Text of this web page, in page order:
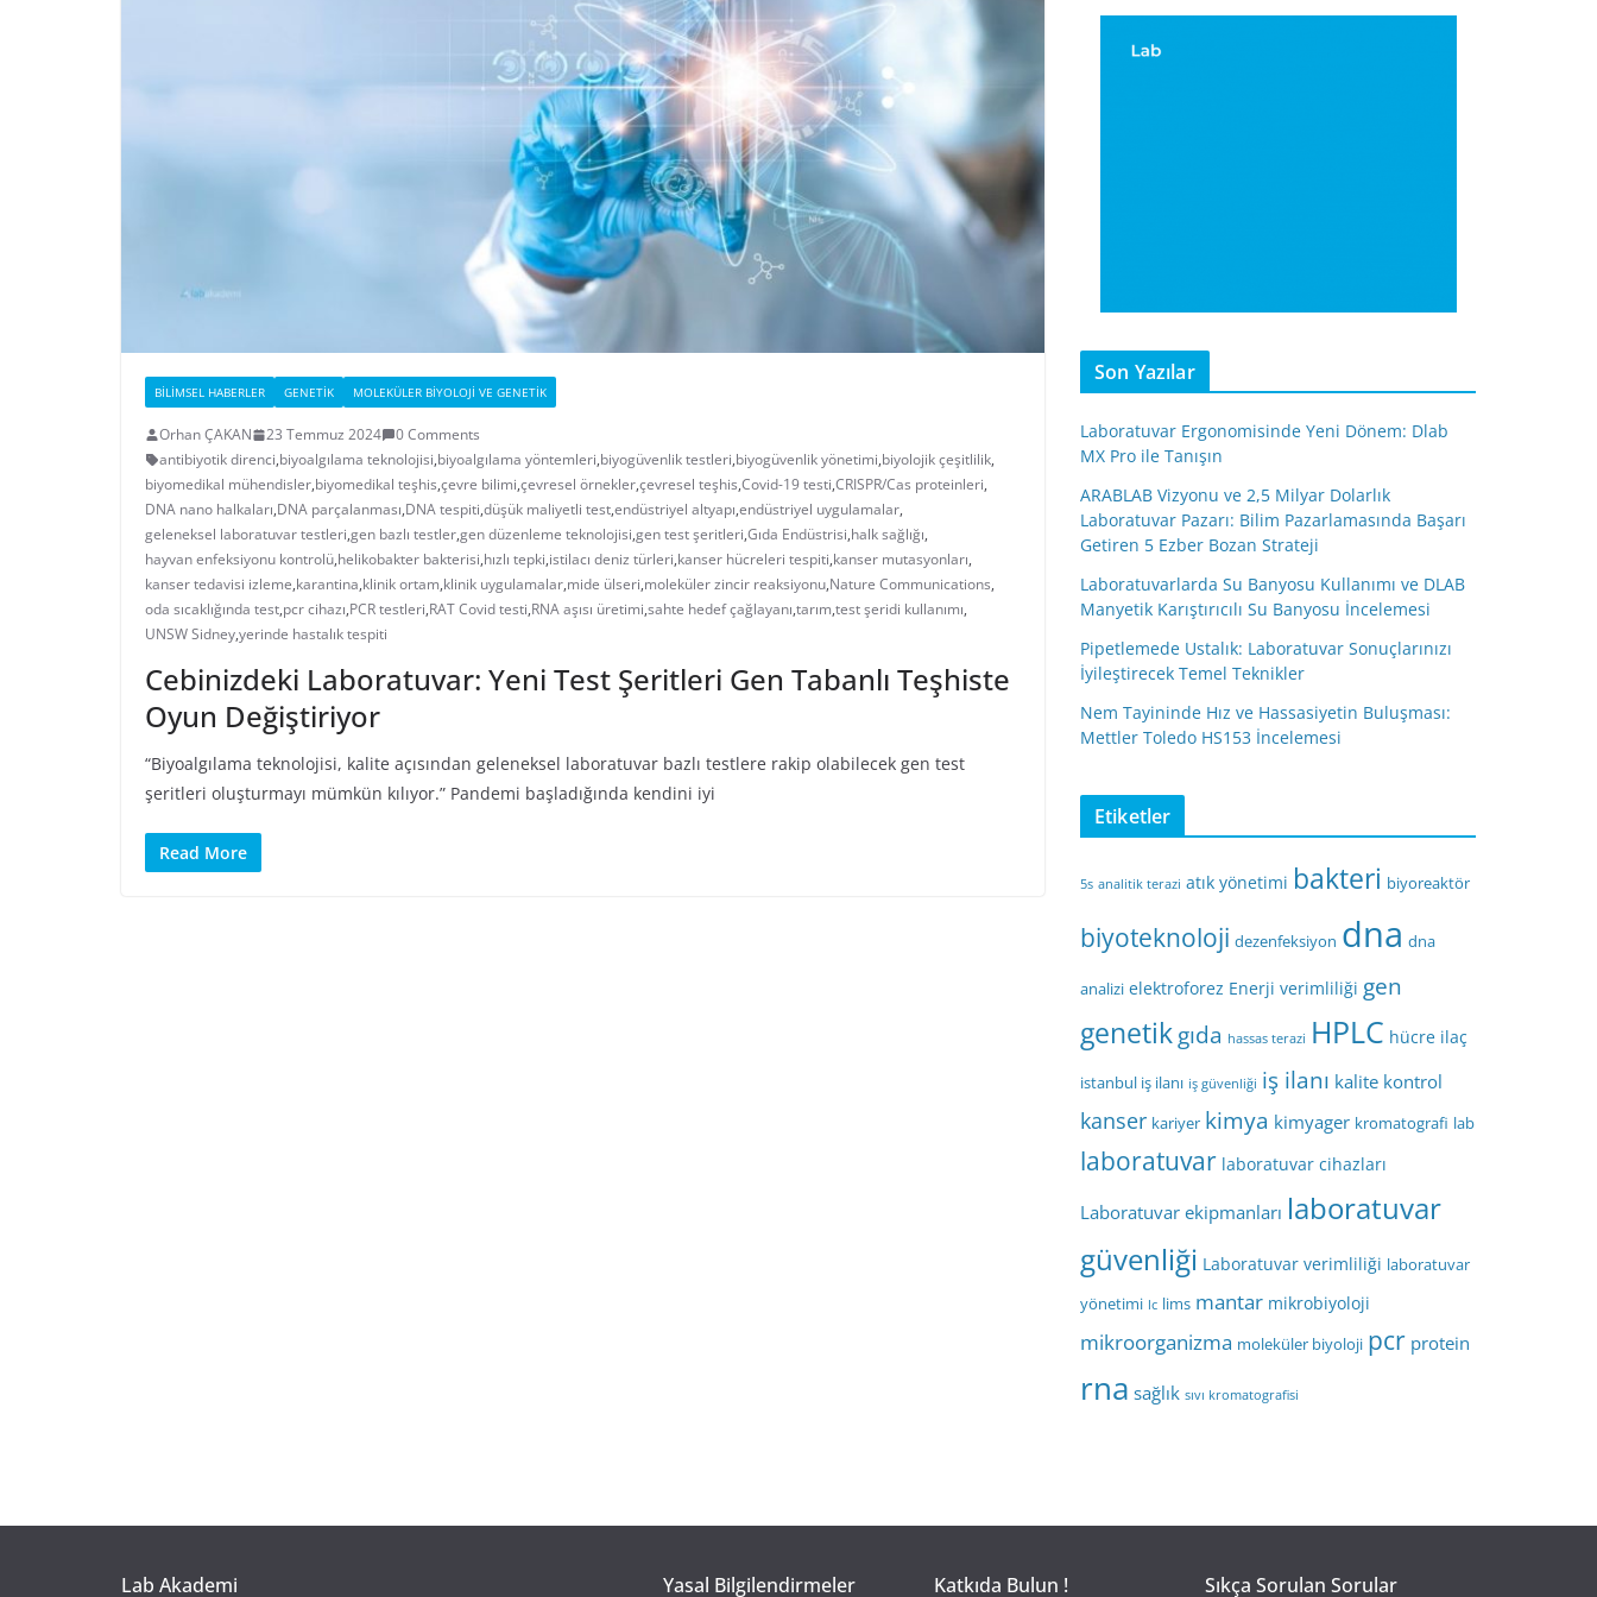
BILIMSEL HABERLER GENETIK MOLEKÜLER BIYOLOJI VE GENETIK
Orhan ÇAKAN 23 Temmuz 2024
0 Comments
antibiyotik direnci,biyoalgılama teknolojisi,biyoalgılama yöntemleri,biyogüvenlik testleri,biyogüvenlik yönetimi,biyolojik çeşitlilik,
biyomedikal mühendisler,biyomedikal teşhis,çevre bilimi,çevresel örnekler,çevresel teşhis,Covid-19 testi,CRISPR/Cas proteinleri,
DNA nano halkaları,DNA parçalanması,DNA tespiti,düşük maliyetli test,endüstriyel altyapı,endüstriyel uygulamalar,
geleneksel laboratuvar testleri,gen bazlı testler,gen düzenleme teknolojisi,gen test şeritleri,Gıda Endüstrisi,halk sağlığı,
hayvan enfeksiyonu kontrolü,helikobakter bakterisi,hızlı tepki,istilacı deniz türleri,kanser hücreleri tespiti,kanser mutasyonları,
kanser tedavisi izleme,karantina,klinik ortam,klinik uygulamalar,mide ülseri,moleküler zincir reaksiyonu,Nature Communications,
oda sıcaklığında test,pcr cihazı,PCR testleri,RAT Covid testi,RNA aşısı üretimi,sahte hedef çağlayanı,tarım,test şeridi kullanımı,
UNSW Sidney,yerinde hastalık tespiti
Cebinizdeki Laboratuvar: Yeni Test Şeritleri Gen Tabanlı Teşhiste
Oyun Değiştiriyor
“Biyoalgılama teknolojisi, kalite açısından geleneksel laboratuvar bazlı testlere rakip olabilecek gen test
şeritleri oluşturmayı mümkün kılıyor.” Pandemi başladığında kendini iyi
Read More
Son Yazılar
Laboratuvar Ergonomisinde Yeni Dönem: Dlab
MX Pro ile Tanışın
ARABLAB Vizyonu ve 2,5 Milyar Dolarlık
Laboratuvar Pazarı: Bilim Pazarlamasında Başarı
Getiren 5 Ezber Bozan Strateji
Laboratuvarlarda Su Banyosu Kullanımı ve DLAB
Manyetik Karıştırıcılı Su Banyosu İncelemesi
Pipetlemede Ustalık: Laboratuvar Sonuçlarınızı
İyileştirecek Temel Teknikler
Nem Tayininde Hız ve Hassasiyetin Buluşması:
Mettler Toledo HS153 İncelemesi
Etiketler
5s analitik terazi atık yönetimi bakteri biyoreaktör
biyoteknoloji dezenfeksiyon dna dna
analizi elektroforez Enerji verimliliği gen
genetikgıda hassas terazi HPLC hücre ilaç
istanbul iş ilanı iş güvenliği iş ilanı kalite kontrol
kanser kariyer kimya kimyager kromatografi lab
laboratuvar laboratuvar cihazları
Laboratuvar ekipmanları laboratuvar
güvenliği Laboratuvar verimliliği laboratuvar
yönetimi lc lims mantar mikrobiyoloji
mikroorganizma moleküler biyoloji pcr protein
rna sağlık sıvı kromatografisi
Lab Akademi Yasal Bilgilendirmeler Katkıda Bulun ! Sıkça Sorulan Sorular